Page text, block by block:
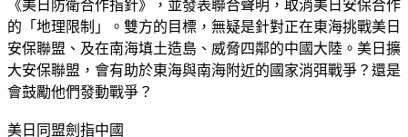
《美日防衛合作指針》，並發表聯合聲明，取消美日安保合作
的「地理限制」。雙方的目標，無疑是針對正在東海挑戰美日
安保聯盟、及在南海填土造島、威脅四鄰的中國大陸。美日擴
大安保聯盟，會有助於東海與南海附近的國家消弭戰爭？還是
會鼓勵他們發動戰爭？
美日同盟劍指中國